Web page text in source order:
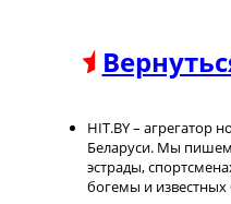
HIT.BY – агрегатор
Беларуси. Мы пишем
эстрады,
богемы и известных